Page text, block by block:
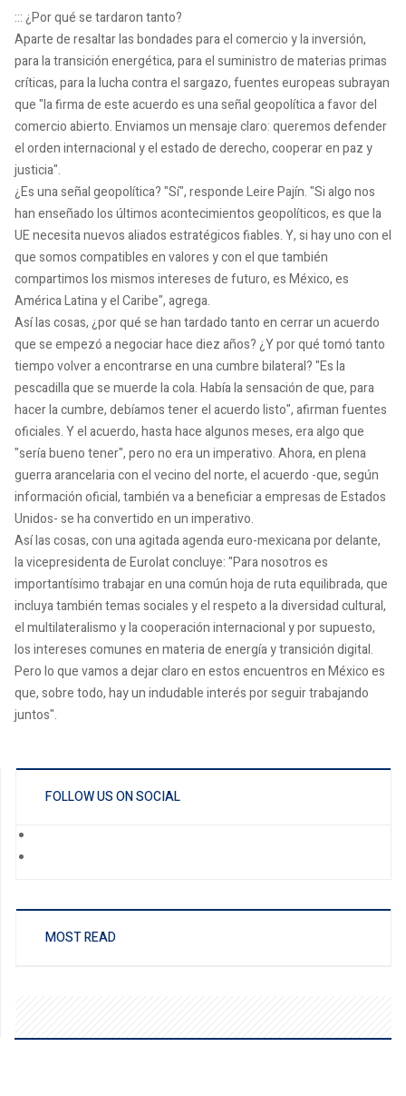
::: ¿Por qué se tardaron tanto?
Aparte de resaltar las bondades para el comercio y la inversión,
para la transición energética, para el suministro de materias primas
críticas, para la lucha contra el sargazo, fuentes europeas subrayan
que "la firma de este acuerdo es una señal geopolítica a favor del
comercio abierto. Enviamos un mensaje claro: queremos defender
el orden internacional y el estado de derecho, cooperar en paz y
justicia".
¿Es una señal geopolítica? "Sí", responde Leire Pajín. "Si algo nos
han enseñado los últimos acontecimientos geopolíticos, es que la
UE necesita nuevos aliados estratégicos fiables. Y, si hay uno con el
que somos compatibles en valores y con el que también
compartimos los mismos intereses de futuro, es México, es
América Latina y el Caribe", agrega.
Así las cosas, ¿por qué se han tardado tanto en cerrar un acuerdo
que se empezó a negociar hace diez años? ¿Y por qué tomó tanto
tiempo volver a encontrarse en una cumbre bilateral? "Es la
pescadilla que se muerde la cola. Había la sensación de que, para
hacer la cumbre, debíamos tener el acuerdo listo", afirman fuentes
oficiales. Y el acuerdo, hasta hace algunos meses, era algo que
"sería bueno tener", pero no era un imperativo. Ahora, en plena
guerra arancelaria con el vecino del norte, el acuerdo -que, según
información oficial, también va a beneficiar a empresas de Estados
Unidos- se ha convertido en un imperativo.
Así las cosas, con una agitada agenda euro-mexicana por delante,
la vicepresidenta de Eurolat concluye: "Para nosotros es
importantísimo trabajar en una común hoja de ruta equilibrada, que
incluya también temas sociales y el respeto a la diversidad cultural,
el multilateralismo y la cooperación internacional y por supuesto,
los intereses comunes en materia de energía y transición digital.
Pero lo que vamos a dejar claro en estos encuentros en México es
que, sobre todo, hay un indudable interés por seguir trabajando
juntos".
FOLLOW US ON SOCIAL
MOST READ